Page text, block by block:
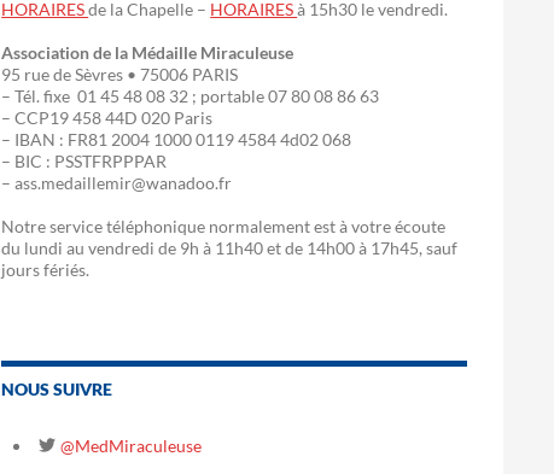
HORAIRESde la Chapelle – HORAIRESà 15h30 le vendredi.
Association de la Médaille Miraculeuse
95 rue de Sèvres • 75006 PARIS
– Tél. fixe 01 45 48 08 32 ; portable 07 80 08 86 63
– CCP19 458 44D 020 Paris
– IBAN : FR81 2004 1000 0119 4584 4d02 068
– BIC : PSSTFRPPPAR
– ass.medaillemir@wanadoo.fr
Notre service téléphonique normalement est à votre écoute
du lundi au vendredi de 9h à 11h40 et de 14h00 à 17h45, sauf
jours fériés.
NOUS SUIVRE
@MedMiraculeuse